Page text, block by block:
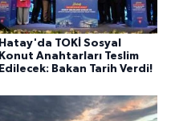
Hatay'da TOKİ Sosyal
Konut Anahtarları Teslim
Edilecek: Bakan Tarih Verdi!